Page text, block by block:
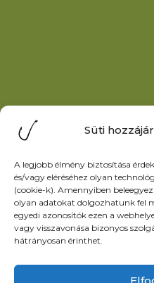
Menü
Hírek
Események
Galéria
Információk
Kapcsolat